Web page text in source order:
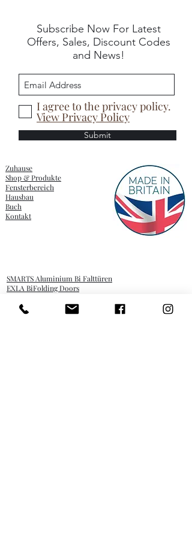
Subscribe Now For Latest
Offers, Sales, Discount Codes
and News!
I agree to the privacy policy.
View Privacy Policy
Submit
Zuhause
Shop & Produkte
Fensterbereich
Hausbau
Buch
Kontakt
SMARTS Aluminium Bi Falttüren
EXLA BiFolding Doors
Dachlaterne
Dachfenster